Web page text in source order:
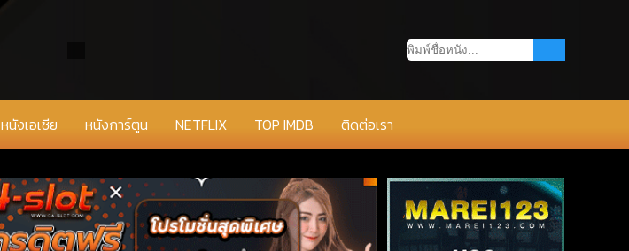
หนังเอเชีย หนังการ์ตูน NETFLIX TOP IMDB ติดต่อเรา